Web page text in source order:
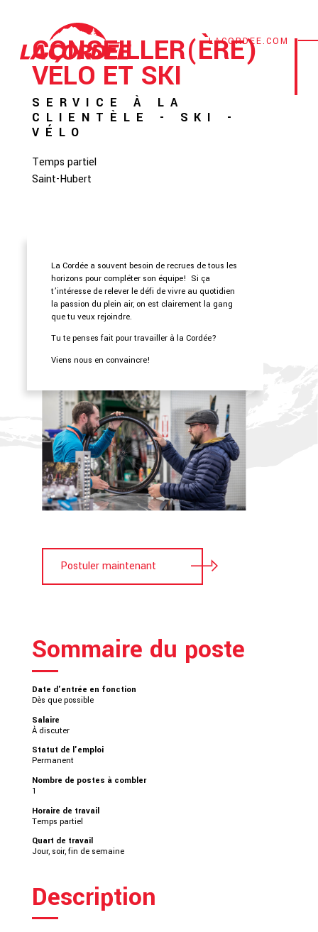
LACORDEE.COM
CONSEILLER(ÈRE)
VÉLO ET SKI
SERVICE À LA
CLIENTÈLE
- SKI
-
VÉLO
Temps partiel
Saint-Hubert
La Cordée a souvent besoin de recrues de tous les
horizons pour compléter son équipe! Si ça
t’intéresse de relever le défi de vivre au quotidien
la passion du plein air, on est clairement la gang
que tu veux rejoindre.
Tu te penses fait pour travailler à la Cordée?
Viens nous en convaincre!
Postuler maintenant
Sommaire du poste
Date d'entrée en fonction
Dès que possible
Salaire
À discuter
Statut de l'emploi
Permanent
Nombre de postes à combler
1
Horaire de travail
Temps partiel
Quart de travail
Jour, soir, fin de semaine
Description